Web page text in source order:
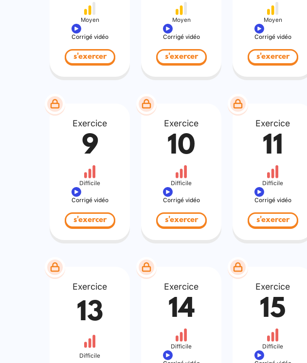
Moyen
Corrigé vidéo
s'exercer
Moyen
Corrigé vidéo
s'exercer
Moyen
Corrigé vidéo
s'exercer
Exercice
9
Difficile
Corrigé vidéo
s'exercer
Exercice
10
Difficile
Corrigé vidéo
s'exercer
Exercice
11
Difficile
Corrigé vidéo
s'exercer
Exercice
13
Difficile
Exercice
14
Difficile
Exercice
15
Difficile